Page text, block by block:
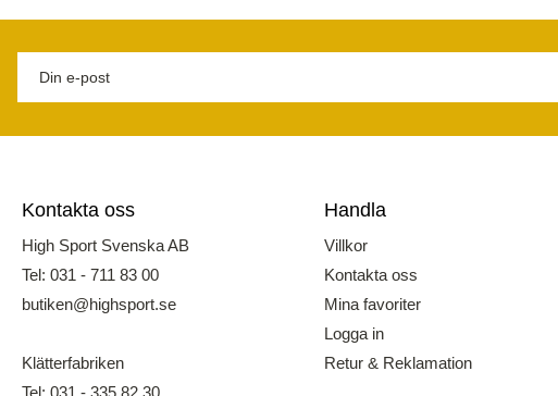
Kontakta oss
High Sport Svenska AB
Tel: 031 - 711 83 00
butiken@highsport.se
Klätterfabriken
Tel: 031 - 335 82 30
Handla
Villkor
Kontakta oss
Mina favoriter
Logga in
Retur & Reklamation